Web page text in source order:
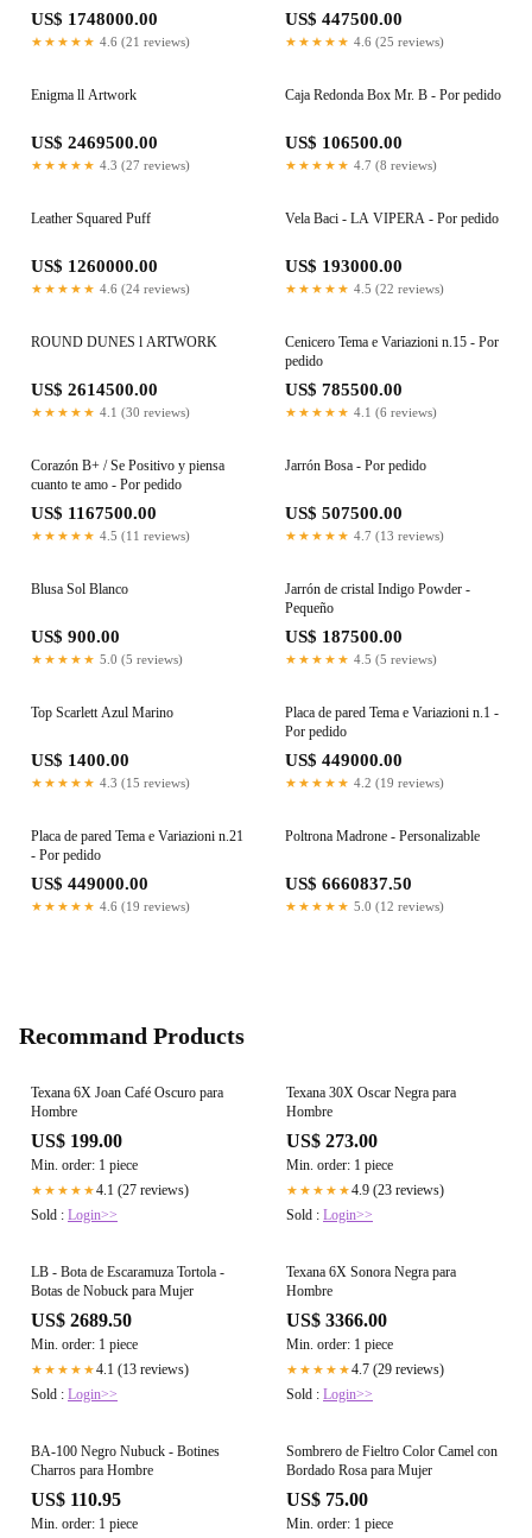
US$ 1748000.00
★★★★★ 4.6 (21 reviews)
US$ 447500.00
★★★★★ 4.6 (25 reviews)
Enigma ll Artwork
US$ 2469500.00
★★★★★ 4.3 (27 reviews)
Caja Redonda Box Mr. B - Por pedido
US$ 106500.00
★★★★★ 4.7 (8 reviews)
Leather Squared Puff
US$ 1260000.00
★★★★★ 4.6 (24 reviews)
Vela Baci - LA VIPERA - Por pedido
US$ 193000.00
★★★★★ 4.5 (22 reviews)
ROUND DUNES l ARTWORK
US$ 2614500.00
★★★★★ 4.1 (30 reviews)
Cenicero Tema e Variazioni n.15 - Por
pedido
US$ 785500.00
★★★★★ 4.1 (6 reviews)
Corazón B+ / Se Positivo y piensa
cuanto te amo - Por pedido
US$ 1167500.00
★★★★★ 4.5 (11 reviews)
Jarrón Bosa - Por pedido
US$ 507500.00
★★★★★ 4.7 (13 reviews)
Blusa Sol Blanco
US$ 900.00
★★★★★ 5.0 (5 reviews)
Jarrón de cristal Indigo Powder -
Pequeño
US$ 187500.00
★★★★★ 4.5 (5 reviews)
Top Scarlett Azul Marino
US$ 1400.00
★★★★★ 4.3 (15 reviews)
Placa de pared Tema e Variazioni n.1 -
Por pedido
US$ 449000.00
★★★★★ 4.2 (19 reviews)
Placa de pared Tema e Variazioni n.21
- Por pedido
US$ 449000.00
★★★★★ 4.6 (19 reviews)
Poltrona Madrone - Personalizable
US$ 6660837.50
★★★★★ 5.0 (12 reviews)
Recommand Products
Texana 6X Joan Café Oscuro para
Hombre
US$ 199.00
Min. order: 1 piece
★★★★★4.1 (27 reviews)
Sold : Login>>
Texana 30X Oscar Negra para
Hombre
US$ 273.00
Min. order: 1 piece
★★★★★4.9 (23 reviews)
Sold : Login>>
LB - Bota de Escaramuza Tortola -
Botas de Nobuck para Mujer
US$ 2689.50
Min. order: 1 piece
★★★★★4.1 (13 reviews)
Sold : Login>>
Texana 6X Sonora Negra para
Hombre
US$ 3366.00
Min. order: 1 piece
★★★★★4.7 (29 reviews)
Sold : Login>>
BA-100 Negro Nubuck - Botines
Charros para Hombre
US$ 110.95
Min. order: 1 piece
Sombrero de Fieltro Color Camel con
Bordado Rosa para Mujer
US$ 75.00
Min. order: 1 piece